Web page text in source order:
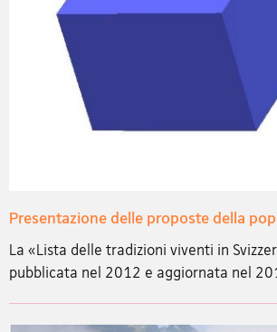
Presentazione delle proposte della
La «Lista delle tradizioni viventi in
pubblicata nel 2012 e aggiornata nel